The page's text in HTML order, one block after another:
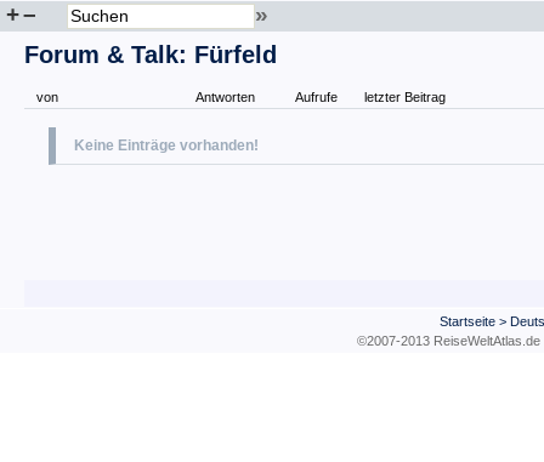
+– »
Forum & Talk: Fürfeld
von Antworten Aufrufe letzter Beitrag
Keine Einträge vorhanden!
Startseite>
©2007-2013